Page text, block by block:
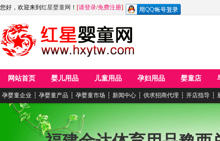
您好，欢迎来到 红星婴童网 ！ [请登录/免费注册]
网站首页 婴儿用品 儿童用品 孕妇用品 婴童店
孕婴童企业 ┆ 孕婴童产品 ┆ 孕婴童市场 ┆ 新闻中心 ┆ 供求招商代理 ┆ 开店指导 ┆